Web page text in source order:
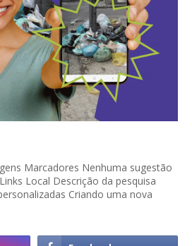
Marcadores Nenhuma sugestão
Local Descrição da pesquisa
Criando uma nova